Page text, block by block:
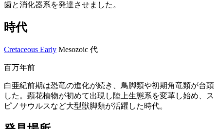
歯と消化器系を発達させました。
時代
Cretaceous Early Mesozoic 代
百万年前
白亜紀前期は恐竜の進化が続き、鳥脚類や初期角竜類が台頭
した。顕花植物が初めて出現し陸上生態系を変革し始め、ス
ピノサウルスなど大型獣脚類が活躍した時代。